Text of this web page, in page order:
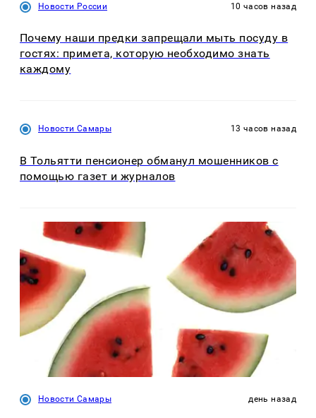
Новости России 10 часов назад
Почему наши предки запрещали мыть посуду в
гостях: примета, которую необходимо знать
каждому
Новости Самары 13 часов назад
В Тольятти пенсионер обманул мошенников с
помощью газет и журналов
Новости Самары день назад